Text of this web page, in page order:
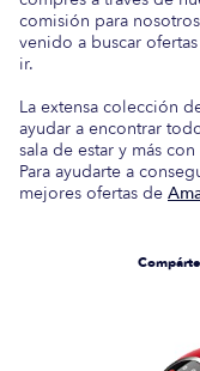
comisión para
venido a buscar
ir.
La extensa colección
ayudar a encontrar
sala de estar y más
Para ayudarte a
mejores ofertas de